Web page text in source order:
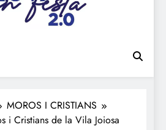
festa en festa 2.0
MOROS I CRISTIANS
i Cristians de la Vila Joiosa